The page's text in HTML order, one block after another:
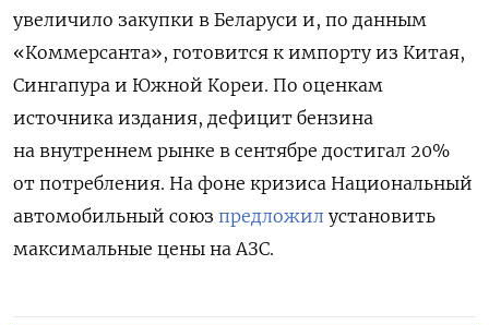
увеличило закупки в Беларуси и, по данным
«Коммерсанта», готовится к импорту из Китая,
Сингапура и Южной Кореи. По оценкам
источника издания, дефицит бензина
на внутреннем рынке в сентябре достигал 20%
от потребления. На фоне кризиса Национальный
автомобильный союз предложил установить
максимальные цены на АЗС.